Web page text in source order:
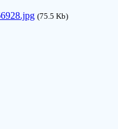
(75.5 Kb)